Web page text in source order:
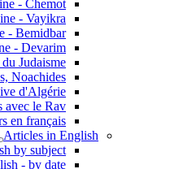
- Chemot
- Vayikra
- Bemidbar
- Devarim
Judaisme
Noachides
d'Algérie
avec le Rav
en français
Articles in English
by subject
- by date